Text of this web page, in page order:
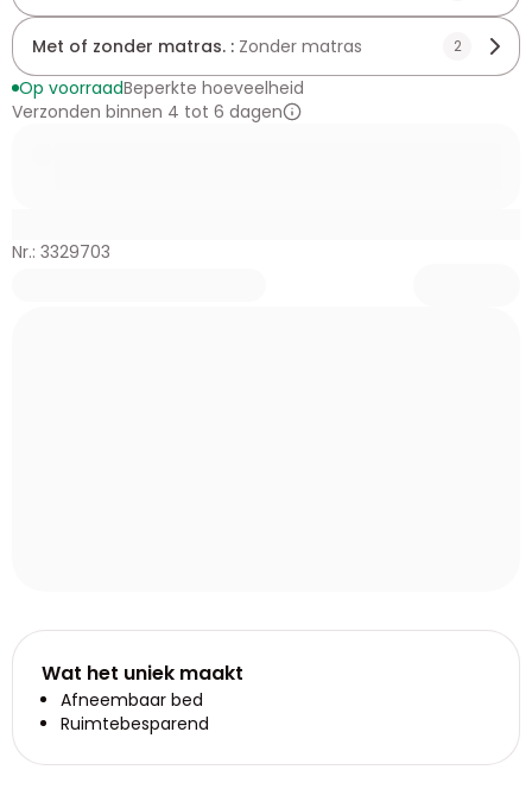
Met of zonder matras. : Zonder matras 2
Op voorraadBeperkte hoeveelheid
Verzonden binnen 4 tot 6 dagen
Nr.: 3329703
Wat het uniek maakt
Afneembaar bed
Ruimtebesparend